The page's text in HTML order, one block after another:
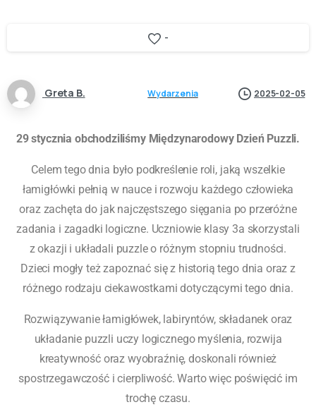
-
Greta B. Wydarzenia 2025-02-05
29 stycznia obchodziliśmy Międzynarodowy Dzień Puzzli.
Celem tego dnia było podkreślenie roli, jaką wszelkie
łamigłówki pełnią w nauce i rozwoju każdego człowieka
oraz zachęta do jak najczęstszego sięgania po przeróżne
zadania i zagadki logiczne. Uczniowie klasy 3a skorzystali
z okazji i układali puzzle o różnym stopniu trudności.
Dzieci mogły też zapoznać się z historią tego dnia oraz z
różnego rodzaju ciekawostkami dotyczącymi tego dnia.
Rozwiązywanie łamigłówek, labiryntów, składanek oraz
układanie puzzli uczy logicznego myślenia, rozwija
kreatywność oraz wyobraźnię, doskonali również
spostrzegawczość i cierpliwość. Warto więc poświęcić im
trochę czasu.